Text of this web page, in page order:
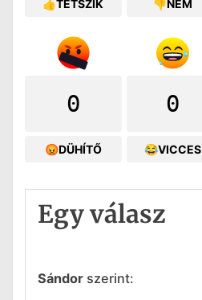
👍TETSZIK 👎NEM
0
😡DÜHÍTŐ
0
😂VICCES
Egy válasz
Sándor szerint: